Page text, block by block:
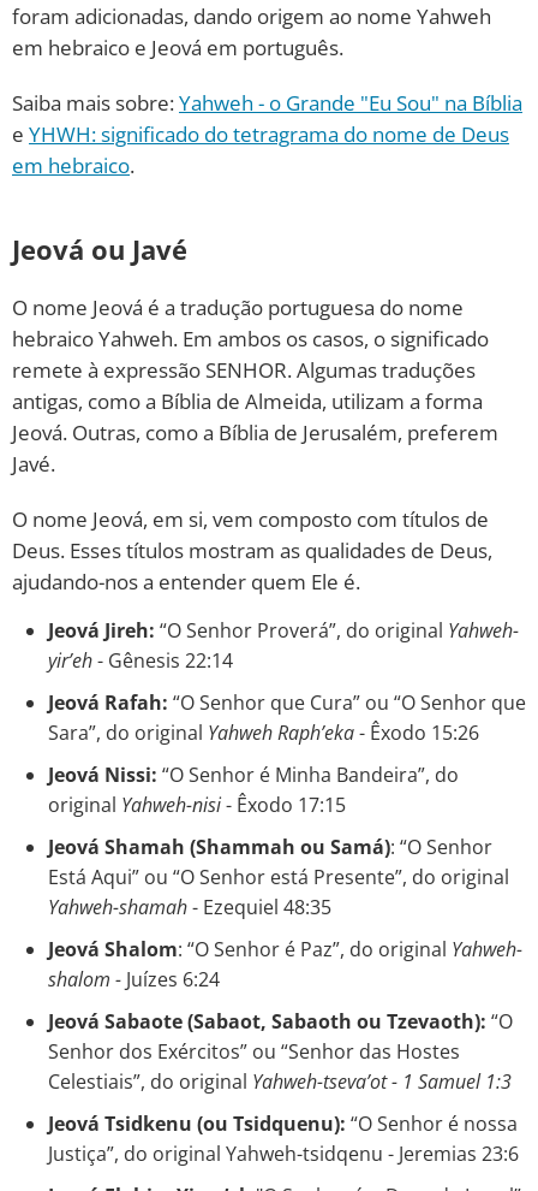
foram adicionadas, dando origem ao nome Yahweh
em hebraico e Jeová em português.
Saiba mais sobre:Yahweh - o Grande "Eu Sou" na Bíblia
e YHWH: significado do tetragrama do nome de Deus
em hebraico.
Jeová ou Javé
O nome Jeová é a tradução portuguesa do nome
hebraico Yahweh. Em ambos os casos, o significado
remete à expressão SENHOR. Algumas traduções
antigas, como a Bíblia de Almeida, utilizam a forma
Jeová. Outras, como a Bíblia de Jerusalém, preferem
Javé.
O nome Jeová, em si, vem composto com títulos de
Deus. Esses títulos mostram as qualidades de Deus,
ajudando-nos a entender quem Ele é.
Jeová Jireh: “O Senhor Proverá”, do original Yahweh-
yir’eh- Gênesis 22:14
Jeová Rafah: “O Senhor que Cura” ou “O Senhor que
Sara”, do original Yahweh Raph’eka- Êxodo 15:26
Jeová Nissi: “O Senhor é Minha Bandeira”, do
original Yahweh-nisi- Êxodo 17:15
Jeová Shamah (Shammah ou Samá): “O Senhor
Está Aqui” ou “O Senhor está Presente”, do original
Yahweh-shamah- Ezequiel 48:35
Jeová Shalom: “O Senhor é Paz”, do original Yahweh-
shalom - Juízes 6:24
Jeová Sabaote (Sabaot, Sabaoth ou Tzevaoth): “O
Senhor dos Exércitos” ou “Senhor das Hostes
Celestiais”, do original Yahweh-tseva’ot - 1 Samuel 1:3
Jeová Tsidkenu (ou Tsidquenu): “O Senhor é nossa
Justiça”, do original Yahweh-tsidqenu - Jeremias 23:6